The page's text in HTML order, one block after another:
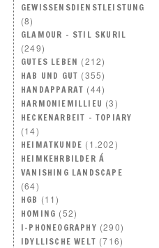
GEWISSENSDIENSTLEISTUNG
(8)
GLAMOUR – STIL SKURIL
(249)
GUTES LEBEN (212)
HAB UND GUT (355)
HANDAPPARAT (44)
HARMONIEMILLIEU (3)
HECKENARBEIT – TOPIARY
(14)
HEIMATKUNDE (1.202)
HEIMKEHRBILDER Á
VANISHING LANDSCAPE
(64)
HGB (11)
HOMING (52)
I-PHONEOGRAPHY (290)
IDYLLISCHE WELT (716)